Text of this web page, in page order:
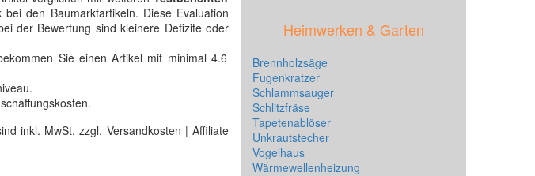
den Baumarktartikeln. Diese Evaluation
der Bewertung sind kleinere Defizite oder
Sie einen Artikel mit minimal 4.6
inkl. MwSt. zzgl. Versandkosten | Affiliate
Heimwerken & Garten
Brennholzsäge
Fugenkratzer
Schlammsauger
Schlitzfräse
Tapetenablöser
Unkrautstecher
Vogelhaus
Wärmewellenheizung